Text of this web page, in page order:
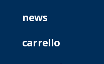
news
carrello